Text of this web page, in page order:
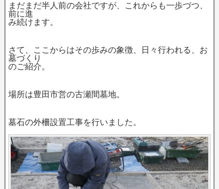
まだまだ半人前の会社ですが、これからも一歩づつ、
前に進
み続けます。
さて、ここからはその歩みの象徴、日々行われる、お
墓づくり
のご紹介。
場所は豊田市営の古瀬間墓地。
墓石の外柵設置工事を行いました。